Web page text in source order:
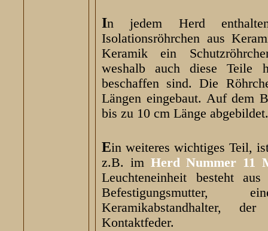
In jedem Herd enthalten sind die abgebildeten
Isolationsröhrchen aus
Keramik ein
weshalb auch diese Teile
beschaffen sind. Die
Längen eingebaut. Auf dem
bis zu 10 cm Länge abgebildet.
Ein weiteres wichtiges Teil, ist diese Kontrolleuchte. Sie ist
z.B. im Herd Nummer 11
Leuchteneinheit besteht
Keramikabstandhalter,
Kontaktfeder.